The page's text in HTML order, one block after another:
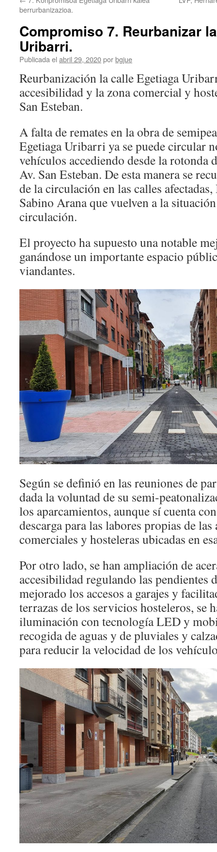
berrurbanizazioa.
Compromiso 7. Reurbanizar
Uribarri.
Publicada el abril 29, 2020porbgjue
Reurbanización la calle Egetiaga
accesibilidad y la zona comercial y
San Esteban.
A falta de remates en la obra de
Egetiaga Uribarri ya se puede circular
vehículos accediendo desde la rotonda
Av. San Esteban. De esta manera se
de la circulación en las calles
Sabino Arana que vuelven a la
circulación.
El proyecto ha supuesto una notable
ganándose un importante espacio
viandantes.
Según se definió en las reuniones de
dada la voluntad de su semi-
los aparcamientos, aunque sí cuenta
descarga para las labores propias de
comerciales y hosteleras ubicadas en
Por otro lado, se han ampliación de
accesibilidad regulando las pendientes
mejorado los accesos a garajes y
terrazas de los servicios hosteleros, se
iluminación con tecnología LED y
recogida de aguas y de pluviales y
para reducir la velocidad de los